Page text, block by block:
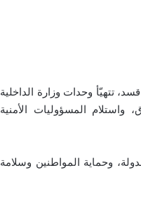
تتهيّأ وحدات وزارة الداخلية
المسؤوليات الأمنية
وحماية المواطنين وسلامة